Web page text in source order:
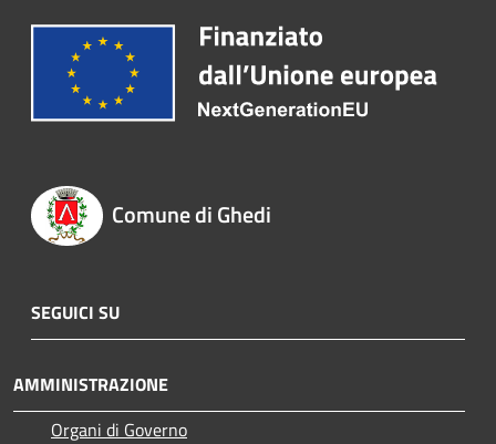
Comune di Ghedi
SEGUICI SU
AMMINISTRAZIONE
Organi di Governo